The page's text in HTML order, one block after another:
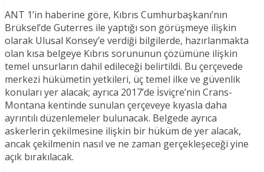
ANT 1’in haberine göre, Kıbrıs Cumhurbaşkanı’nın
Brüksel’de Guterres ile yaptığı son görüşmeye ilişkin
olarak Ulusal Konsey’e verdiği bilgilerde, hazırlanmakta
olan kısa belgeye Kıbrıs sorununun çözümüne ilişkin
temel unsurların dahil edileceği belirtildi. Bu çerçevede
merkezi hükümetin yetkileri, üç temel ilke ve güvenlik
konuları yer alacak; ayrıca 2017’de İsviçre’nin Crans-
Montana kentinde sunulan çerçeveye kıyasla daha
ayrıntılı düzenlemeler bulunacak. Belgede ayrıca
askerlerin çekilmesine ilişkin bir hüküm de yer alacak,
ancak çekilmenin nasıl ve ne zaman gerçekleşeceği yine
açık bırakılacak.